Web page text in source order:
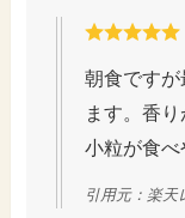
朝食です
ます。香
小粒が食べ
引用元：楽天